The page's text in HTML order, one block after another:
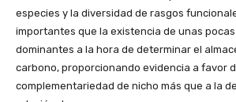
especies y la diversidad de rasgos
importantes que la existencia de unas
dominantes a la hora de determinar el
carbono, proporcionando evidencia a favor
complementariedad de nicho más que a la